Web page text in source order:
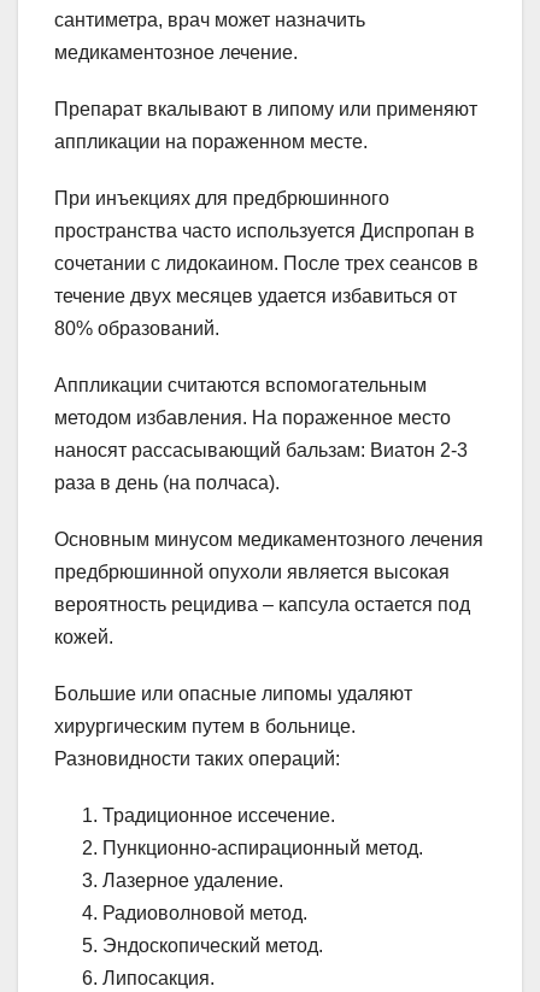
сантиметра, врач может назначить
медикаментозное лечение.
Препарат вкалывают в липому или применяют
аппликации на пораженном месте.
При инъекциях для предбрюшинного
пространства часто используется Диспропан в
сочетании с лидокаином. После трех сеансов в
течение двух месяцев удается избавиться от
80% образований.
Аппликации считаются вспомогательным
методом избавления. На пораженное место
наносят рассасывающий бальзам: Виатон 2-3
раза в день (на полчаса).
Основным минусом медикаментозного лечения
предбрюшинной опухоли является высокая
вероятность рецидива – капсула остается под
кожей.
Большие или опасные липомы удаляют
хирургическим путем в больнице.
Разновидности таких операций:
Традиционное иссечение.
Пункционно-аспирационный метод.
Лазерное удаление.
Радиоволновой метод.
Эндоскопический метод.
Липосакция.